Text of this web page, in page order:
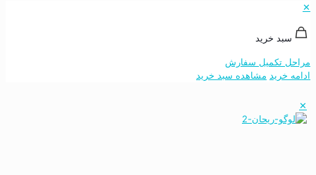
✕
سبد خرید
مراحل تکمیل سفارش
ادامه خرید مشاهده سبد خرید
✕